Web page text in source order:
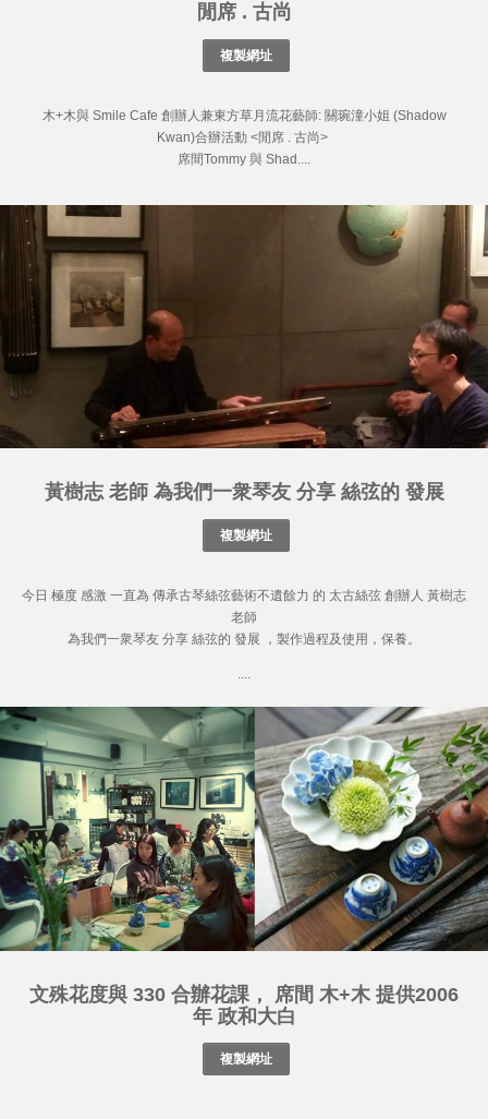
閒席 . 古尚
木+木與 Smile Cafe 創辦人兼東方草月流花藝師: 關琬潼小姐 (Shadow
Kwan)合辦活動 <閒席 . 古尚>
席間Tommy 與 Shad....
黃樹志 老師 為我們一衆琴友 分享 絲弦的 發展
今日 極度 感激 一直為 傳承古琴絲弦藝術不遺餘力 的 太古絲弦 創辦人 黃樹志
老師
為我們一衆琴友 分享 絲弦的 發展 ，製作過程及使用，保養。
....
文殊花度與 330 合辦花課， 席間 木+木 提供2006
年 政和大白